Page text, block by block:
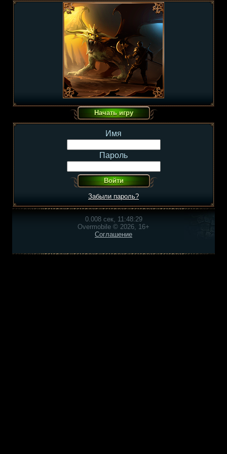
Имя
Пароль
Забыли пароль?
0.008 сек, 11:48:29
Overmobile © 2026, 16+
Соглашение